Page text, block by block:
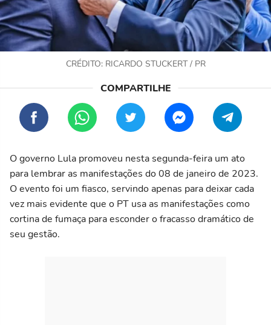
CRÉDITO: RICARDO STUCKERT / PR
O governo Lula promoveu nesta segunda-feira um ato
para lembrar as manifestações do 08 de janeiro de 2023.
O evento foi um fiasco, servindo apenas para deixar cada
vez mais evidente que o PT usa as manifestações como
cortina de fumaça para esconder o fracasso dramático de
seu gestão.